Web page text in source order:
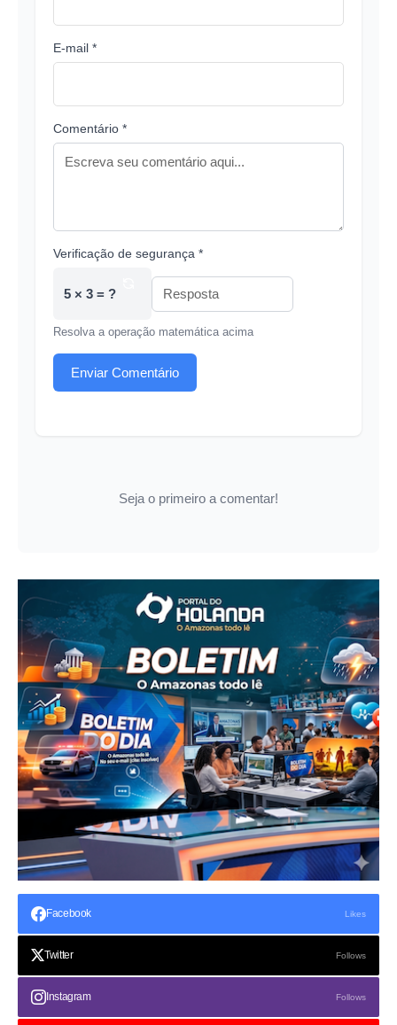
E-mail *
Comentário *
Verificação de segurança *
5 × 3 = ?
Resolva a operação matemática acima
Enviar Comentário
Seja o primeiro a comentar!
Facebook Likes
Twitter Follows
Instagram Follows